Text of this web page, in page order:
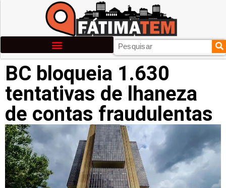
BC bloqueia 1.630
tentativas de lhaneza
de contas fraudulentas